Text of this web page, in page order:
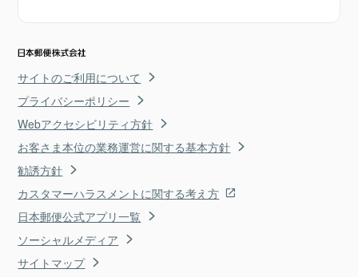
サイトのご利用について
プライバシーポリシー
Webアクセシビリティ方針
お客さま本位の業務運営に関する基本方針
勧誘方針
カスタマーハラスメントに関する考え方
日本郵便公式アプリ一覧
ソーシャルメディア
サイトマップ